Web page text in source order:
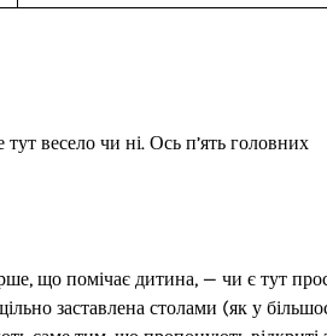
весело чи ні. Ось п’ять головних
що помічає дитина, — чи є тут
заставлена столами (як у